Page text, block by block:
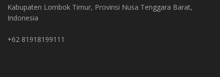
Kabupaten Lombok Timur, Provinsi Nusa Tenggara Barat,
Indonesia
+62 81918199111